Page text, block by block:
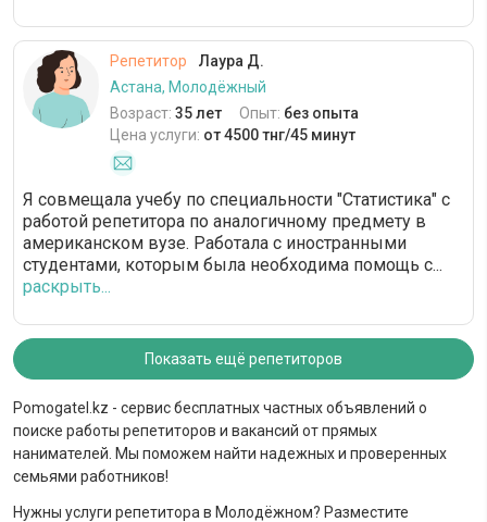
Репетитор
Лаура Д.
Астана, Молодёжный
Возраст: 35 лет Опыт: без опыта
Цена услуги: от 4500 тнг/45 минут
Я совмещала учебу по специальности "Статистика" с
работой репетитора по аналогичному предмету в
американском вузе. Работала с иностранными
студентами, которым была необходима помощь с...
раскрыть...
Показать ещё репетиторов
Pomogatel.kz - сервис бесплатных частных объявлений о
поиске работы репетиторов и вакансий от прямых
нанимателей. Мы поможем найти надежных и проверенных
семьями работников!
Нужны услуги репетитора в Молодёжном? Разместите